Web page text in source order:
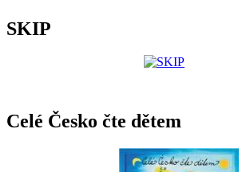
SKIP
Celé Česko čte dětem